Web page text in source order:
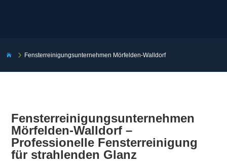
 5 Fensterreinigungsunternehmen Mörfelden-Walldorf
Fensterreinigungsunternehmen
Mörfelden-Walldorf –
Professionelle Fensterreinigung
für strahlenden Glanz